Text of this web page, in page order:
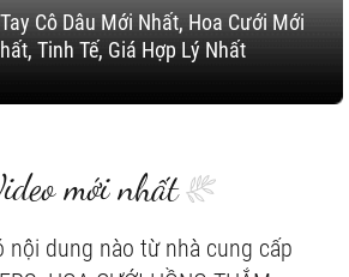
Cô Dâu Mới Nhất, Hoa Cưới Mới
Tinh Tế, Giá Hợp Lý Nhất
mới nhất
nội dung nào từ nhà cung cấp